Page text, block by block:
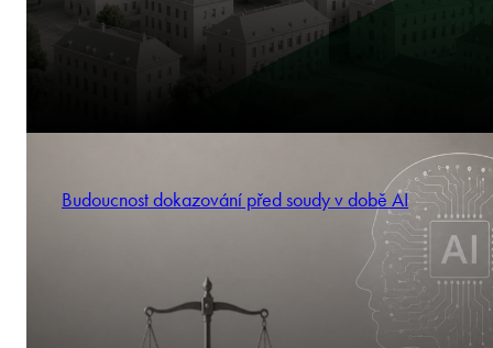
Budoucnost dokazování před soudy v době AI